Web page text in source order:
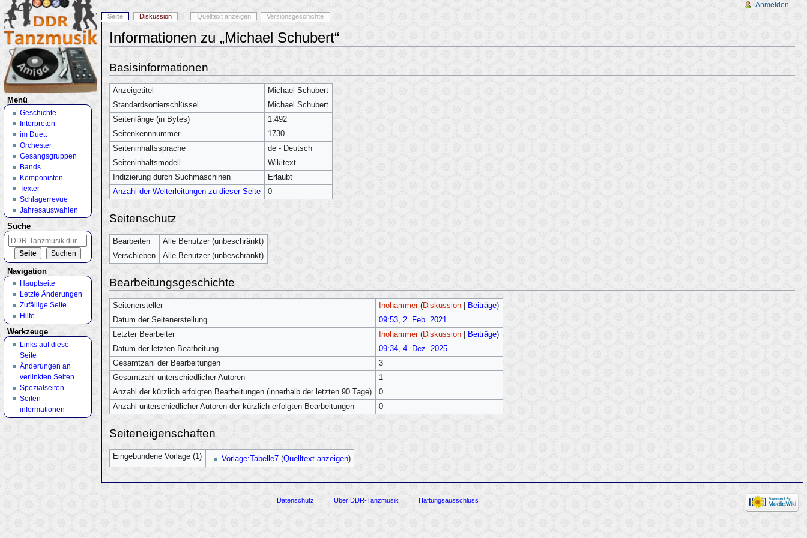
Informationen zu „Michael Schubert“
Basisinformationen
Anzeigetitel
Michael Schubert
Standardsortierschlüssel
Michael Schubert
Seitenlänge (in Bytes)
1.492
Seitenkennnummer
1730
Seiteninhaltssprache
de - Deutsch
Seiteninhaltsmodell
Wikitext
Indizierung durch Suchmaschinen
Erlaubt
Anzahl der Weiterleitungen zu dieser Seite
0
Seitenschutz
Bearbeiten
Alle Benutzer (unbeschränkt)
Verschieben
Alle Benutzer (unbeschränkt)
Bearbeitungsgeschichte
Seitenersteller Inohammer (Diskussion Beiträge)
Datum der Seitenerstellung
09:53, 2. Feb. 2021
Letzter Bearbeiter
Inohammer (Diskussion Beiträge)
Datum der letzten Bearbeitung
09:34, 4. Dez. 2025
Gesamtzahl der Bearbeitungen
3
Gesamtzahl unterschiedlicher Autoren
1
Anzahl der kürzlich erfolgten Bearbeitungen (innerhalb der letzten 90 Tage)
0
Anzahl unterschiedlicher Autoren der kürzlich erfolgten Bearbeitungen
0
Seiteneigenschaften
Eingebundene Vorlage (1) Vorlage:Tabelle7(Quelltext anzeigen)
Seite Diskussion Quelltext anzeigen Versionsgeschichte
Anmelden
Menü
Geschichte
Interpreten
im Duett
Orchester
Gesangsgruppen
Bands
Komponisten
Texter
Schlagerrevue
Jahresauswahlen
Suche
Navigation
Hauptseite
Letzte Änderungen
Zufällige Seite
Hilfe
Werkzeuge
Links auf diese
Seite
Änderungen an
verlinkten Seiten
Spezialseiten
Seiten­
informationen
Datenschutz Über DDR-Tanzmusik Haftungsausschluss